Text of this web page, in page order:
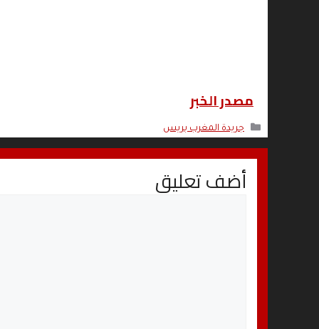
مصدر الخبر
التصنيفات
جريدة المغرب بريس
أضف تعليق